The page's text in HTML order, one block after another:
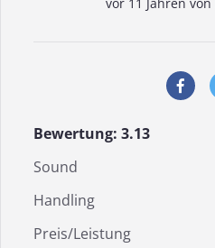
Bewertung: 3.13
Sound
Handling
Preis/Leistung